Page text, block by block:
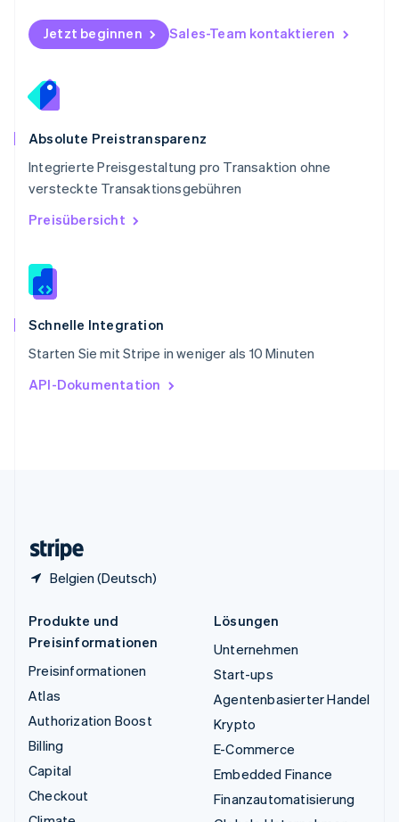
Jetzt beginnen Sales-Team kontaktieren
Absolute Preistransparenz
Integrierte Preisgestaltung pro Transaktion ohne
versteckte Transaktionsgebühren
Preisübersicht
Schnelle Integration
Starten Sie mit Stripe in weniger als 10 Minuten
API-Dokumentation
Belgien (Deutsch)
Schweden
Svenska English
Deutsch
Singapur
English
Slowakei
Slowenien
EnglishItaliano
Sonderverwaltungsregion Hongkong,
Spanien
Thailand
ไทยEnglish
English
English
Produkte und
Preisinformationen
Preisinformationen
Atlas
Authorization Boost
Billing
Capital
Checkout
Lösungen
Unternehmen
Start-ups
Agentenbasierter Handel
Krypto
E-Commerce
Embedded Finance
Finanzautomatisierung